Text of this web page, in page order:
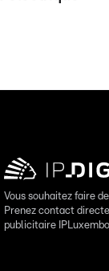
Vous souhaitez faire
Prenez contact
publicitaire